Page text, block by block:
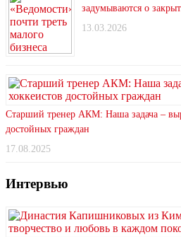
задумываются о
13.03.2026
Старший тренер АКМ: Наша задача –
достойных граждан
17.08.2025
Интервью